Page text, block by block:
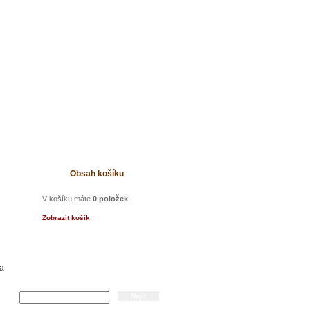
Obsah košíku
V košíku máte 0 položek
Zobrazit košík